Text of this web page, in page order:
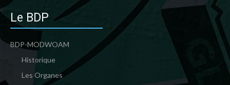
Le BDP
BDP-MODWOAM
Historique
Les Organes